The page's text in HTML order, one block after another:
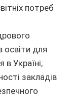
потреб
освіти для
в Україні;
закладів